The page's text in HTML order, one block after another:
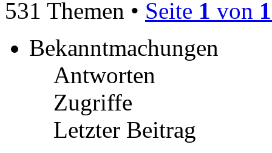
531 Themen • Seite 1 von
Bekanntmachungen
Antworten
Zugriffe
Letzter Beitrag